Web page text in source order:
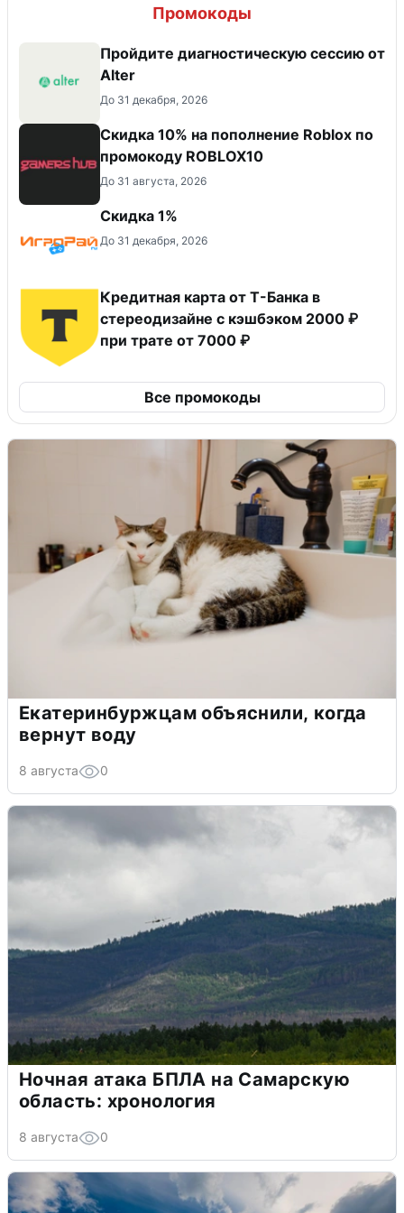
Промокоды
Пройдите диагностическую сессию от
Alter
До 31 декабря, 2026
Скидка 10% на пополнение Roblox по
промокоду ROBLOX10
До 31 августа, 2026
Скидка 1%
До 31 декабря, 2026
Кредитная карта от Т-Банка в
стереодизайне с кэшбэком 2000 ₽
при трате от 7000 ₽
Все промокоды
Екатеринбуржцам объяснили, когда
вернут воду
8 августа 0
Ночная атака БПЛА на Самарскую
область: хронология
8 августа 0